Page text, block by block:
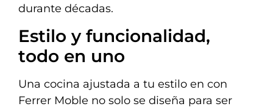
durante décadas.
Estilo y funcionalidad,
todo en uno
Una cocina ajustada a tu estilo en con
Ferrer Moble no solo se diseña para ser